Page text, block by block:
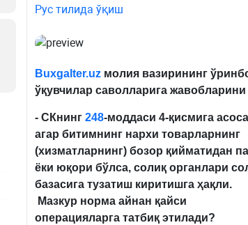
Рус тилида ўқиш
Buxgalter.uzмолия вазирининг
ўқувчилар саволларига
- СКнинг 248-моддаси 4-қисмига
агар битимнинг нархи товарларнинг
(хизматларнинг) бозор қийматидан
ёки юқори бўлса, солиқ органлари
базасига тузатиш киритишга ҳақли.
Мазкур норма айнан қайси
операцияларга татбиқ этилади?